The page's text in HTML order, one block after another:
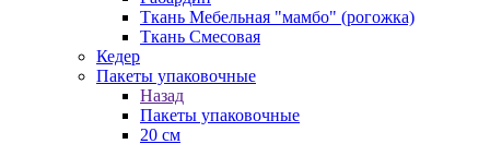
Ткань Мебельная "мамбо" (рогожка)
Ткань Смесовая
Кедер
Пакеты упаковочные
Назад
Пакеты упаковочные
20 см